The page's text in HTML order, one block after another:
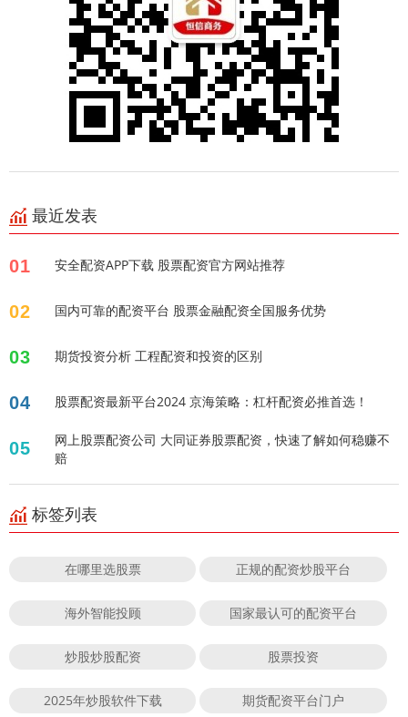
最近发表
01 安全配资APP下载 股票配资官方网站推荐
02 国内可靠的配资平台 股票金融配资全国服务优势
03 期货投资分析 工程配资和投资的区别
04 股票配资最新平台2024 京海策略：杠杆配资必推首选！
05
网上股票配资公司 大同证券股票配资，快速了解如何稳赚不
赔
标签列表
在哪里选股票 正规的配资炒股平台
海外智能投顾 国家最认可的配资平台
炒股炒股配资 股票投资
2025年炒股软件下载 期货配资平台门户